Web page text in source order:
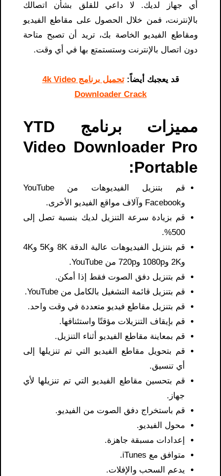
أي جهاز لديك. لا داعي للقلق بشأن اتصالك
بالإنترنت، فمن خلال الحصول على مقاطع الفيديو
ومقاطع الفيديو الخاصة بك، تريد أن تصبح متاحة
دون اتصال بالإنترنت وستستمتع بها في أي وقت.
قد يعجبك أيضاً:
تحميل برنامج 4k Video
Downloader Crack
مميزات برنامج YTD
Video Downloader Pro
Portable:
قم بتنزيل الفيديوهات من YouTube
وFacebook وآلاف مواقع الفيديو الأخرى.
قم بزيادة سرعة التنزيل لديك بنسبة تصل إلى
500%.
قم بتنزيل الفيديوهات عالية الدقة 8K و5K و4K
و2K و1080p و720p من YouTube.
قم بتنزيل دفق الصوت فقط إذا أمكن.
قم بتنزيل قائمة التشغيل بالكامل من YouTube.
قم بتنزيل مقاطع فيديو متعددة في وقت واحد.
قم بإيقاف التنزيلات مؤقتًا واستئنافها.
قم بمعاينة مقاطع الفيديو أثناء التنزيل.
قم بتحويل مقاطع الفيديو التي تم تنزيلها إلى
أي تنسيق.
قم بتحسين مقاطع الفيديو التي تم تنزيلها لأي
جهاز.
قم باستخراج دفق الصوت من الفيديو.
محول الفيديو.
إعدادات مسبقة جاهزة.
متوافق مع iTunes.
يدعم السحب والإفلات.